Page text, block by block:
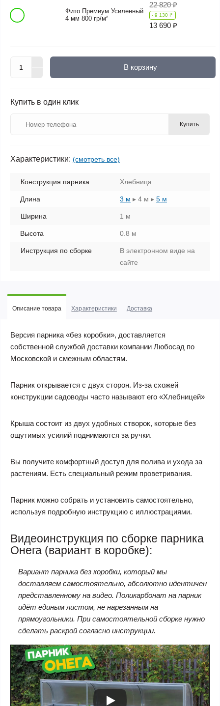
Фито Премиум Усиленный
4 мм 800 гр/м²
22 820 ₽
- 9 130 ₽
13 690 ₽
В корзину
Купить в один клик
Купить
Характеристики: (смотреть все)
Конструкция парника Хлебница
Длина 3 м ▸ 4 м ▸ 5 м
Ширина 1 м
Высота 0.8 м
Инструкция по сборке
В электронном виде на
сайте
Описание товара Характеристики Доставка
Версия парника «без коробки», доставляется
собственной службой доставки компании Любосад по
Московской и смежным областям.
Парник открывается с двух сторон. Из-за схожей
конструкции садоводы часто называют его «Хлебницей»
Крыша состоит из двух удобных створок, которые без
ощутимых усилий поднимаются за ручки.
Вы получите комфортный доступ для полива и ухода за
растениям. Есть специальный режим проветривания.
Парник можно собрать и установить самостоятельно,
используя подробную инструкцию с иллюстрациями.
Видеоинструкция по сборке парника
Онега (вариант в коробке):
Вариант парника без коробки, который мы
доставляем самостоятельно, абсолютно идентичен
представленному на видео. Поликарбонат на парник
идёт единым листом, не нарезанным на
прямоугольники. При самостоятельной сборке нужно
сделать раскрой согласно инструкции.